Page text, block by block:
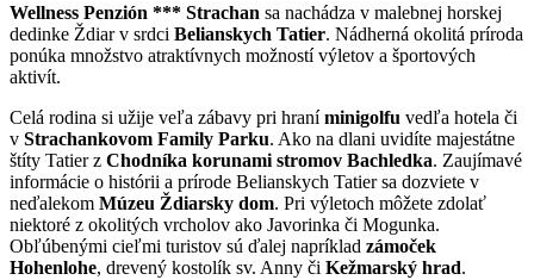
Wellness Penzión *** Strachan sa nachádza v malebnej horskej
dedinke Ždiar v srdci Belianskych Tatier. Nádherná okolitá príroda
ponúka množstvo atraktívnych možností výletov a športových
aktivít.
Celá rodina si užije veľa zábavy pri hraníminigolfu vedľa hotela či
v Strachankovom Family Parku. Ako na dlani uvidíte majestátne
štíty Tatier z Chodníka korunami stromov Bachledka. Zaujímavé
informácie o histórii a prírode Belianskych Tatier sa dozviete v
neďalekom Múzeu Ždiarsky dom. Pri výletoch môžete zdolať
niektoré z okolitých vrcholov ako Javorinka či Mogunka.
Obľúbenými cieľmi turistov sú ďalej napríklad zámoček
Hohenlohe, drevený kostolík sv. Anny či Kežmarský hrad.